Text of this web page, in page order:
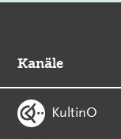
Kanäle
KultinO